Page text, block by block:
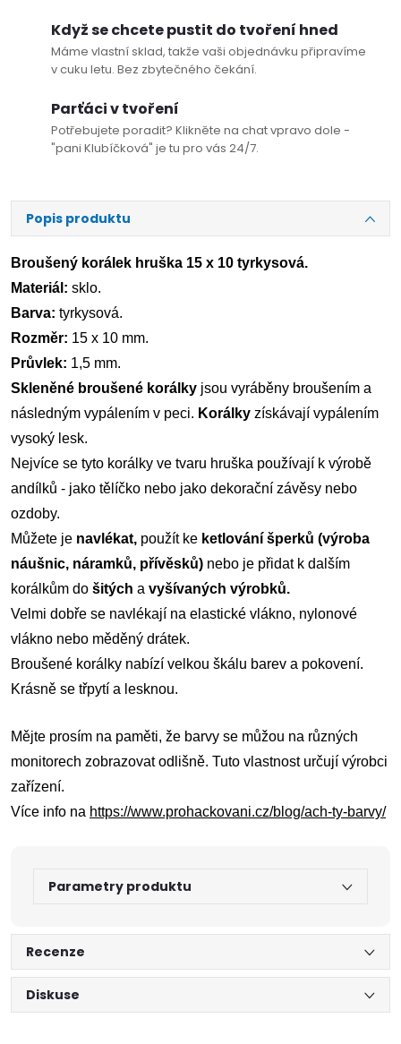
Když se chcete pustit do tvoření hned
Máme vlastní sklad, takže vaši objednávku připravíme
v cuku letu. Bez zbytečného čekání.
Parťáci v tvoření
Potřebujete poradit? Klikněte na chat vpravo dole -
"pani Klubíčková" je tu pro vás 24/7.
Popis produktu
Broušený korálek hruška 15 x 10 tyrkysová.
Materiál: sklo.
Barva: tyrkysová.
Rozměr: 15 x 10 mm.
Průvlek: 1,5 mm.
Skleněné broušené korálky jsou vyráběny broušením a
následným vypálením v peci. Korálky získávají vypálením
vysoký lesk.
Nejvíce se tyto korálky ve tvaru hruška používají k výrobě
andílků - jako tělíčko nebo jako dekorační závěsy nebo
ozdoby.
Můžete je navlékat, použít ke ketlování šperků (výroba
náušnic, náramků, přívěsků) nebo je přidat k dalším
korálkům do šitých a vyšívaných výrobků.
Velmi dobře se navlékají na elastické vlákno, nylonové
vlákno nebo měděný drátek.
Broušené korálky nabízí velkou škálu barev a pokovení.
Krásně se třpytí a lesknou.
Mějte prosím na paměti, že barvy se můžou na různých
monitorech zobrazovat odlišně. Tuto vlastnost určují výrobci
zařízení.
Více info na https://www.prohackovani.cz/blog/ach-ty-barvy/
Parametry produktu
Recenze
Diskuse